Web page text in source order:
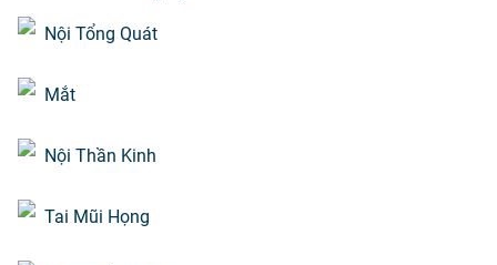
Nội Tổng Quát
Mắt
Nội Thần Kinh
Tai Mũi Họng